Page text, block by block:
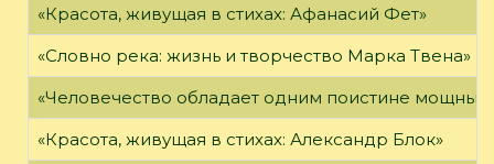
«Красота, живущая в стихах: Афанасий Фет»
«Словно река: жизнь и творчество Марка Твена»
«Человечество обладает одним поистине
«Красота, живущая в стихах: Александр Блок»